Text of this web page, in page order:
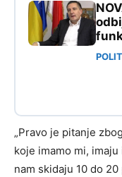
„Pravo je pitanje
koje imamo mi,
nam skidaju 10 do